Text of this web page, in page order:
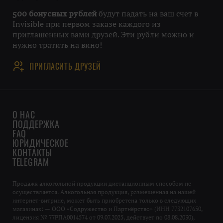
500 бонусных рублей будут падать на ваш счет в
Invisible при первом заказе каждого из
приглашенных вами друзей. Эти рубли можно и
нужно тратить на вино!
ПРИГЛАСИТЬ ДРУЗЕЙ
О НАС
ПОДДЕРЖКА
FAQ
ЮРИДИЧЕСКОЕ
КОНТАКТЫ
TELEGRAM
Продажа алкогольной продукции дистанционным способом не
осуществляется. Алкогольная продукция, размещенная на нашей
интернет-витрине, может быть приобретена только в следующих
магазинах: — ООО «Содружество и Партнёрство» (ИНН 7732107650,
лицензия № 77РПА0014574 от 09.07.2025, действует по 08.08.2030),